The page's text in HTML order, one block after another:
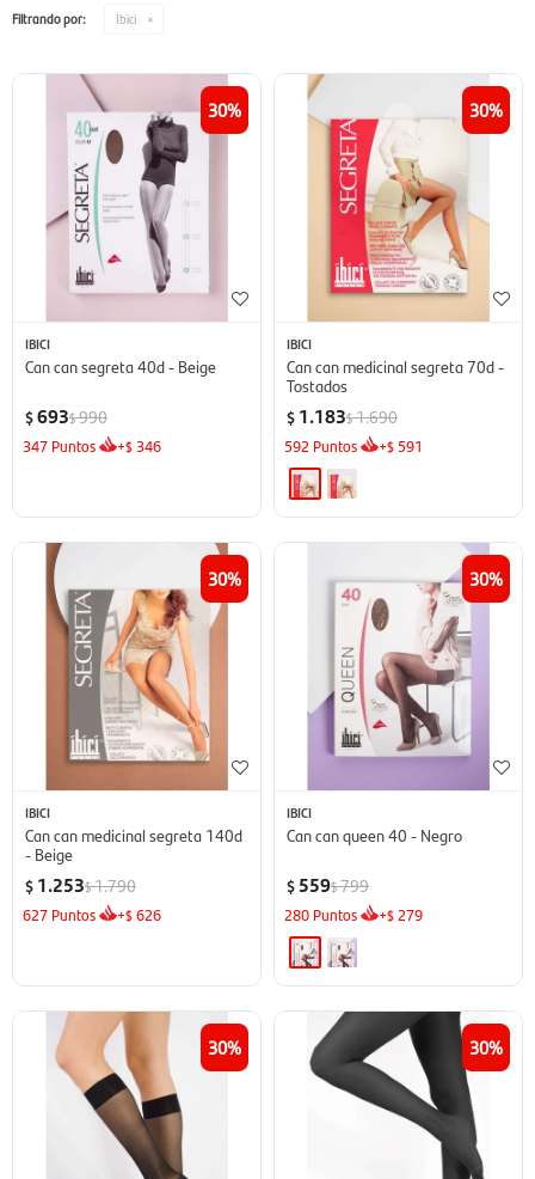
Filtrando por: Ibici
30
IBICI
Can can segreta 40d - Beige
$693$990
347 Puntos +$ 346
30
IBICI
Can can medicinal segreta 70d -
Tostados
$ 1.183$1.690
592 Puntos +$ 591
30
IBICI
Can can medicinal segreta 140d
- Beige
$ 1.253$1.790
627 Puntos +$626
30
IBICI
Can can queen 40 - Negro
$ 559$799
280 Puntos +$ 279
30 30